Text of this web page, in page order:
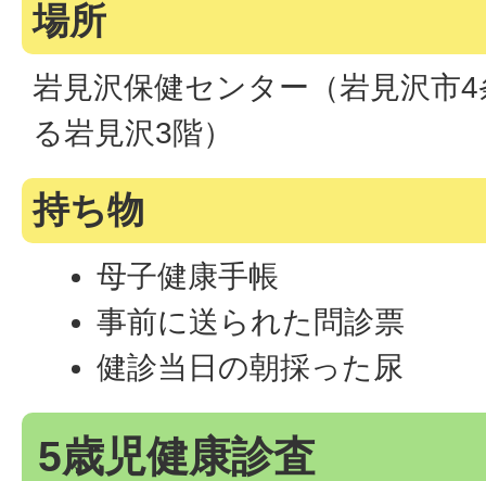
場所
岩見沢保健センター（岩見沢市
る岩見沢3階）
持ち物
母子健康手帳
事前に送られた問診票
健診当日の朝採った尿
5歳児健康診査